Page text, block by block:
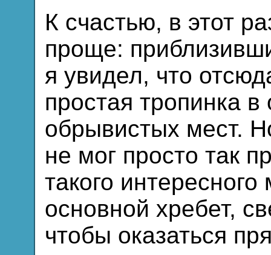
К счастью, в этот
проще:
я увидел, что
простая тропинка в
обрывистых мест.
не мог просто так
такого
основной хребет,
чтобы оказаться